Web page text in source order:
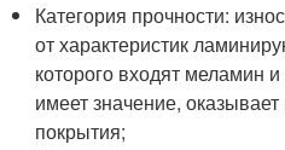
Категория прочности:
от характеристик
которого входят меламин
имеет значение,
покрытия;